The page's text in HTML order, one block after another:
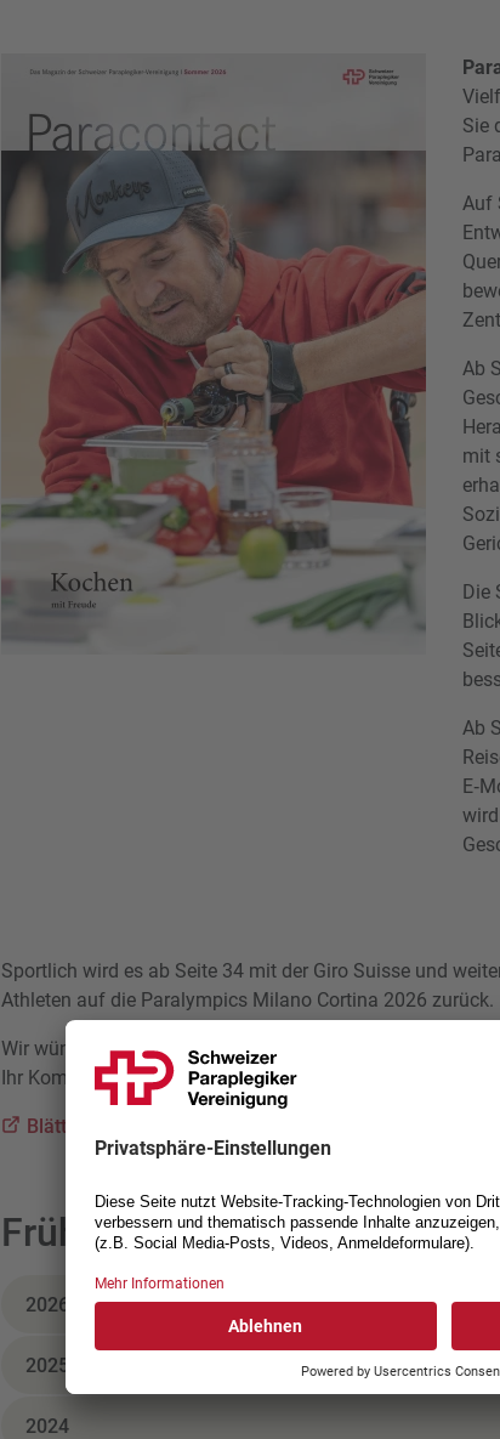
Sie
Auf
Ab
mit
Die
Ab
Sportlich wird es ab Seite 34 mit der Giro Suisse und
Athleten auf die Paralympics Milano Cortina 2026 zurück.
Wir wünschen Ihnen inspirierende Lesemomente
Ihr Kommunikationsteam der SPV
Blättern Sie jetzt in der aktuellen Ausgabe.
Frühere Ausgaben
2026
2025
2024